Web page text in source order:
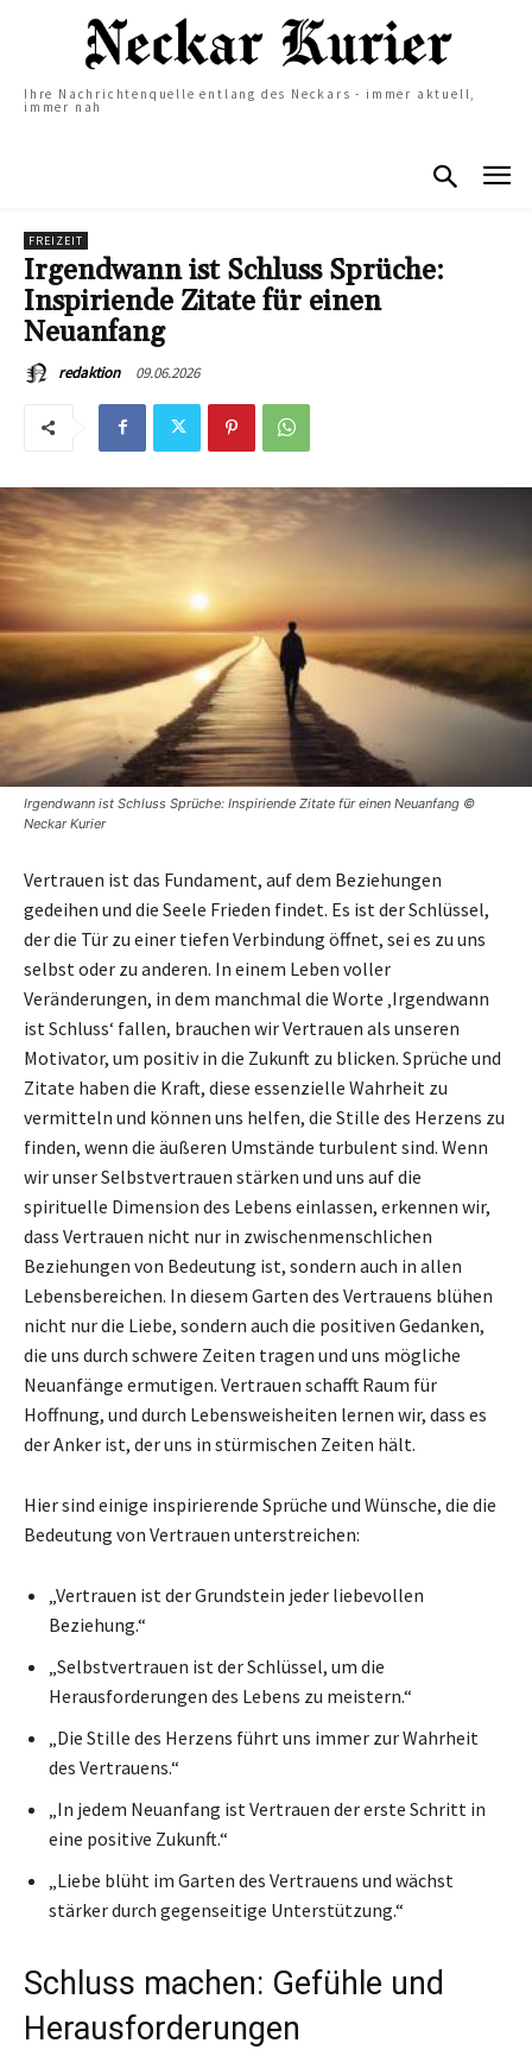
Ihre Nachrichtenquelle entlang des Neckars - immer aktuell,
immer nah
FREIZEIT
Irgendwann ist Schluss Sprüche:
Inspiriende Zitate für einen
Neuanfang
redaktion 09.06.2026
Irgendwann ist Schluss Sprüche: Inspiriende Zitate für einen Neuanfang ©
Neckar Kurier
Vertrauen ist das Fundament, auf dem Beziehungen
gedeihen und die Seele Frieden findet. Es ist der Schlüssel,
der die Tür zu einer tiefen Verbindung öffnet, sei es zu uns
selbst oder zu anderen. In einem Leben voller
Veränderungen, in dem manchmal die Worte ‚Irgendwann
ist Schluss‘ fallen, brauchen wir Vertrauen als unseren
Motivator, um positiv in die Zukunft zu blicken. Sprüche und
Zitate haben die Kraft, diese essenzielle Wahrheit zu
vermitteln und können uns helfen, die Stille des Herzens zu
finden, wenn die äußeren Umstände turbulent sind. Wenn
wir unser Selbstvertrauen stärken und uns auf die
spirituelle Dimension des Lebens einlassen, erkennen wir,
dass Vertrauen nicht nur in zwischenmenschlichen
Beziehungen von Bedeutung ist, sondern auch in allen
Lebensbereichen. In diesem Garten des Vertrauens blühen
nicht nur die Liebe, sondern auch die positiven Gedanken,
die uns durch schwere Zeiten tragen und uns mögliche
Neuanfänge ermutigen. Vertrauen schafft Raum für
Hoffnung, und durch Lebensweisheiten lernen wir, dass es
der Anker ist, der uns in stürmischen Zeiten hält.
Hier sind einige inspirierende Sprüche und Wünsche, die die
Bedeutung von Vertrauen unterstreichen:
„Vertrauen ist der Grundstein jeder liebevollen
Beziehung.“
„Selbstvertrauen ist der Schlüssel, um die
Herausforderungen des Lebens zu meistern.“
„Die Stille des Herzens führt uns immer zur Wahrheit
des Vertrauens.“
„In jedem Neuanfang ist Vertrauen der erste Schritt in
eine positive Zukunft.“
„Liebe blüht im Garten des Vertrauens und wächst
stärker durch gegenseitige Unterstützung.“
Schluss machen: Gefühle und
Herausforderungen